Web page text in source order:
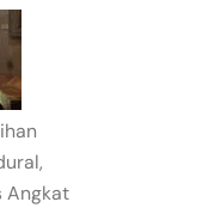
Angkat